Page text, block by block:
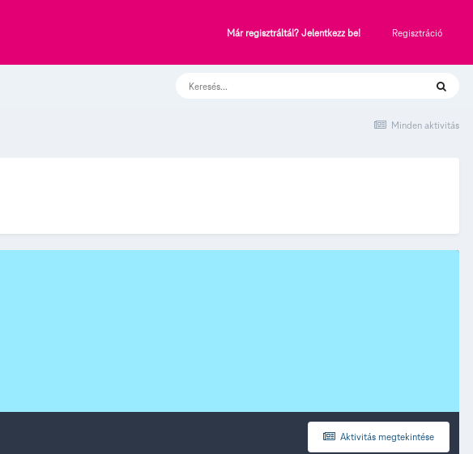
Már regisztráltál? Jelentkezz be! Regisztráció
Minden aktivitás
Aktivitás megtekintése